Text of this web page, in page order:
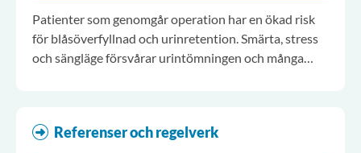
Patienter som genomgår operation har en ökad risk
för blåsöverfyllnad och urinretention. Smärta, stress
och sängläge försvårar urintömningen och många
Referenser och regelverk